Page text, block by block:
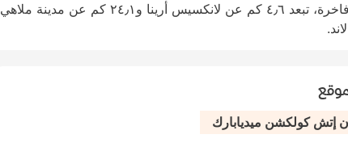
منشأة فاخرة، تبعد ٤٫٦ كم عن لانكسيس أرينا و٢٤٫١ كم عن مدينة ملاهي
إتش كولكشن ميديابارك